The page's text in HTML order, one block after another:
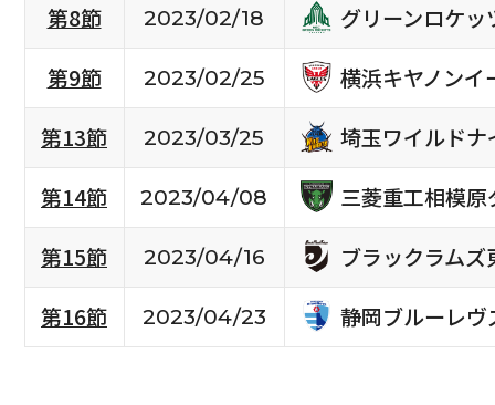
第8節
2023/02/18
グリーンロケッ
第9節
2023/02/25
横浜キヤノンイ
第13節
2023/03/25
埼玉ワイルドナ
第14節
2023/04/08
三菱重工相模
第15節
2023/04/16
ブラックラムズ
第16節
2023/04/23 静岡ブルーレヴ